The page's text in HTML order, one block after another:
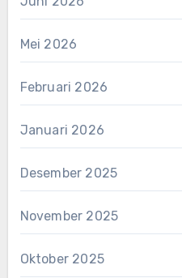
Mei 2026
Februari 2026
Januari 2026
Desember 2025
November 2025
Oktober 2025